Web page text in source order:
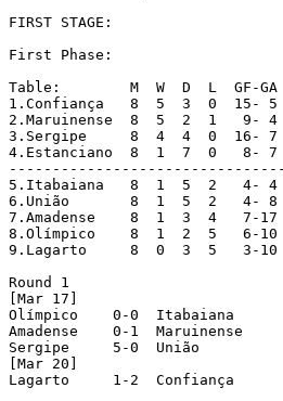
FIRST STAGE:
First Phase:
Table:        M  W  D  L  GF-GA
1.Confiança   8  5  3  0  15-
2.Maruinense  8  5  2  1   9-
3.Sergipe     8  4  4  0  16- 7
4.Estanciano  8  1  7  0   8-
5.Itabaiana   8  1  5  2   4-
6.União       8  1  5  2   4- 8
7.Amadense    8  1  3  4   7-
8.Olímpico    8  1  2  5   6-
9.Lagarto     8  0  3  5   3-
Round 1
[Mar 17]
Olímpico    0-0  Itabaiana
Amadense    0-1  Maruinense
Sergipe     5-0  União
[Mar 20]
Lagarto     1-2  Confiança